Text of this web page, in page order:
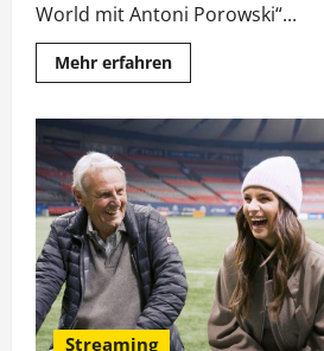
World mit Antoni Porowski“...
Mehr erfahrenMehr
Informationen
Reisedoku-
Serie
mit
Emmy-
Gewinner
Antoni
Porowski
startet
Streaming